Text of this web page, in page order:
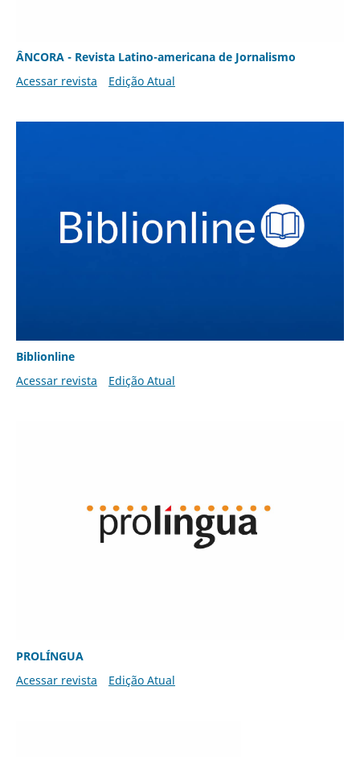
ÂNCORA - Revista Latino-americana de Jornalismo
Acessar revista
Edição Atual
Biblionline
Acessar revista
Edição Atual
PROLÍNGUA
Acessar revista
Edição Atual